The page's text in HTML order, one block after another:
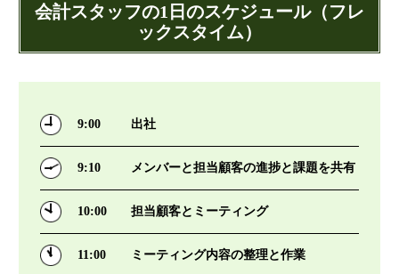
会計スタッフの1日のスケジュール（フレ
ックスタイム）
9:00 出社
9:10 メンバーと担当顧客の進捗と課題を共有
10:00 担当顧客とミーティング
11:00 ミーティング内容の整理と作業